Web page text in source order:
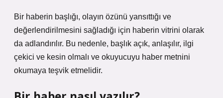
Bir haberin başlığı, olayın özünü yansıttığı ve
değerlendirilmesini sağladığı için haberin vitrini olarak
da adlandırılır. Bu nedenle, başlık açık, anlaşılır, ilgi
çekici ve kesin olmalı ve okuyucuyu haber metnini
okumaya teşvik etmelidir.